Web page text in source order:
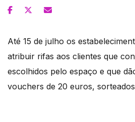
Até 15 de julho os
atribuir rifas aos clientes que
escolhidos pelo espaço e que
vouchers de 20 euros,